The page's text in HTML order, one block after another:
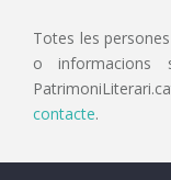
Totes les
o informacions
contacte.